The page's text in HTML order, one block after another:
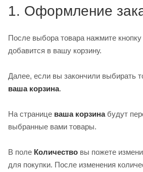
1. Оформление
После выбора товара нажмите кнопку
добавится в вашу корзину.
Далее, если вы закончили выбирать
ваша корзина.
На странице ваша корзинабудут
выбранные вами товары.
В поле Количество вы пожете
для покупки. После изменения